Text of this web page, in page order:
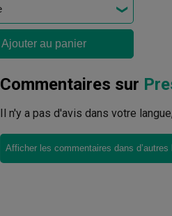
Ajouter au panier
Commentaires sur
Il n'y a pas d'avis dans votre
Afficher les commentaires dans d’autres